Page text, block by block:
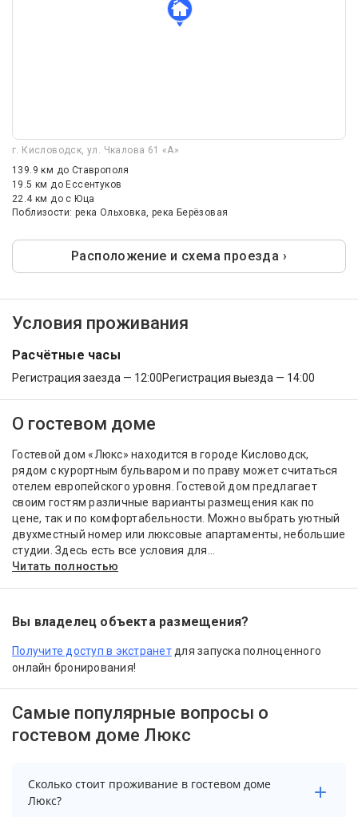
г. Кисловодск, ул. Чкалова 61 «А»
139.9 км до Ставрополя
19.5 кмдо Ессентуков
22.4 кмдо с Юца
Поблизости: река Ольховка, река Берёзовая
Расположение и схема проезда ›
Условия проживания
Расчётные часы
Регистрация заезда — 12:00Регистрация выезда — 14:00
О гостевом доме
Гостевой дом «Люкс» находится в городе Кисловодск,
рядом с курортным бульваром и по праву может считаться
отелем европейского уровня. Гостевой дом предлагает
своим гостям различные варианты размещения как по
цене, так и по комфортабельности. Можно выбрать уютный
двухместный номер или люксовые апартаменты, небольшие
студии. Здесь есть все условия для...
Читать полностью
Вы владелец объекта размещения?
Получите доступ в экстранетдля запуска полноценного
онлайн бронирования!
Самые популярные вопросы о
гостевом доме Люкс
Сколько стоит проживание в гостевом доме
Люкс?